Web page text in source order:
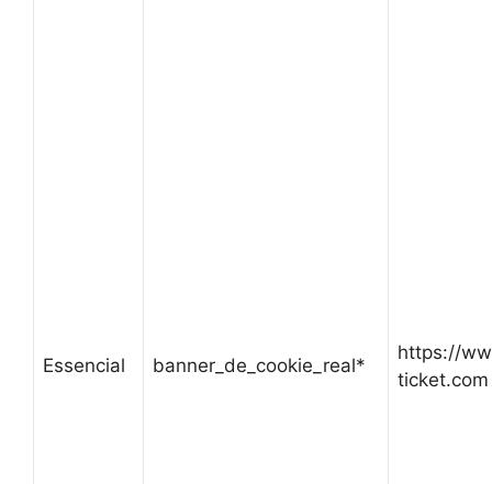
Essencial banner_de_cookie_real*
https://
ticket.com